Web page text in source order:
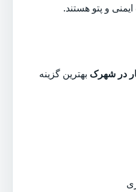
و پتو هستند.
در شهرک بهترین گزینه